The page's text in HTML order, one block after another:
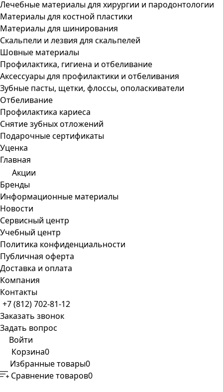
Лечебные материалы для хирургии и пародонтологии
Материалы для костной пластики
Материалы для шинирования
Скальпели и лезвия для скальпелей
Шовные материалы
Профилактика, гигиена и отбеливание
Аксессуары для профилактики и отбеливания
Зубные пасты, щетки, флоссы, ополаскиватели
Отбеливание
Профилактика кариеса
Снятие зубных отложений
Подарочные сертификаты
Уценка
Главная
Акции
Бренды
Информационные материалы
Новости
Сервисный центр
Учебный центр
Политика конфиденциальности
Публичная оферта
Доставка и оплата
Компания
Контакты
+7 (812) 702-81-12
Заказать звонок
Задать вопрос
Войти
Корзина0
Избранные товары0
Сравнение товаров0